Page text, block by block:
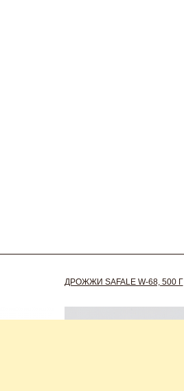
ДРОЖЖИ SAFALE W-68, 500 Г